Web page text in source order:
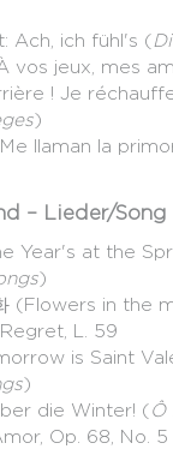
Ach, ich fühl's (
vos jeux, mes
! Je
)
llaman la
– Lieder/
Year's at the
)
(Flowers in the
L. 59
is Saint
)
die Winter! (Ô
Op. 68, No.